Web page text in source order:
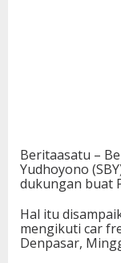
Beritaasatu –
Yudhoyono
dukungan buat
Hal itu
mengikuti car
Denpasar,